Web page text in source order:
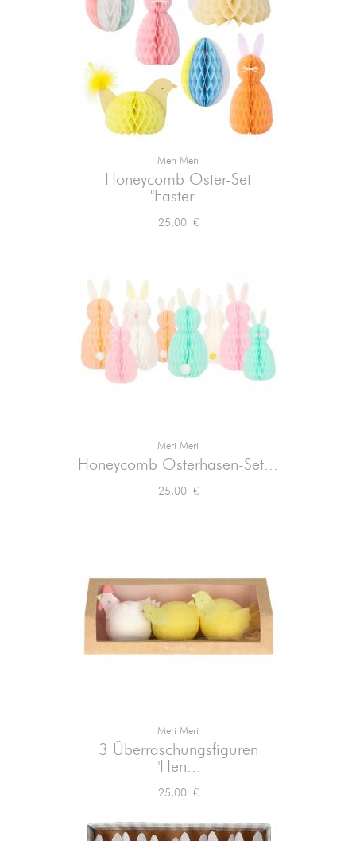
Meri Meri
Honeycomb Oster-Set
"Easter...
Preis
25,00 €
Meri Meri
Honeycomb Osterhasen-Set...
Preis
25,00 €
Meri Meri
3 Überraschungsfiguren
"Hen...
Preis
25,00 €